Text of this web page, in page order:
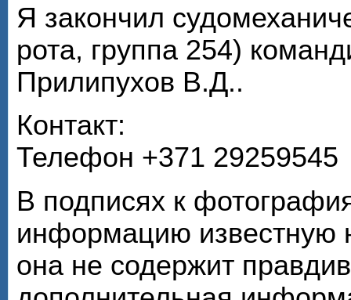
Я закончил
рота, группа 254)
Прилипухов В.Д..
Контакт:
Телефон +371 29259545
В подписях к
информацию известную
она не содержит